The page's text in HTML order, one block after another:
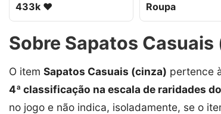
433k ❤️ Roupa
Sobre Sapatos Casuais
O item Sapatos Casuais (cinza) pertence
4ª classificação na escala de raridades
no jogo e não indica, isoladamente, se o